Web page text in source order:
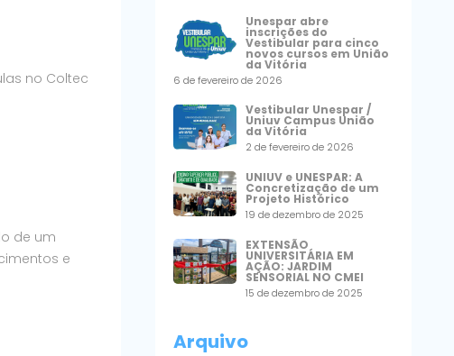
no Coltec
de um
e
Unespar abre
inscrições do
Vestibular para cinco
novos cursos em União
da Vitória
6 de fevereiro de 2026
Vestibular Unespar /
Uniuv Campus União
da Vitória
2 de fevereiro de 2026
UNIUV e UNESPAR: A
Concretização de um
Projeto Histórico
19 de dezembro de 2025
EXTENSÃO
UNIVERSITÁRIA EM
AÇÃO: JARDIM
SENSORIAL NO CMEI
15 de dezembro de 2025
Arquivo